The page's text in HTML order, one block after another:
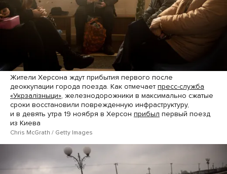
Жители Херсона ждут прибытия первого после
деоккупации города поезда. Как отмечает пресс-служба
«Укрзалiзныци», железнодорожники в максимально сжатые
сроки восстановили поврежденную инфраструктуру,
и в девять утра 19 ноября в Херсон прибыл первый поезд
из Киева
Chris McGrath / Getty Images